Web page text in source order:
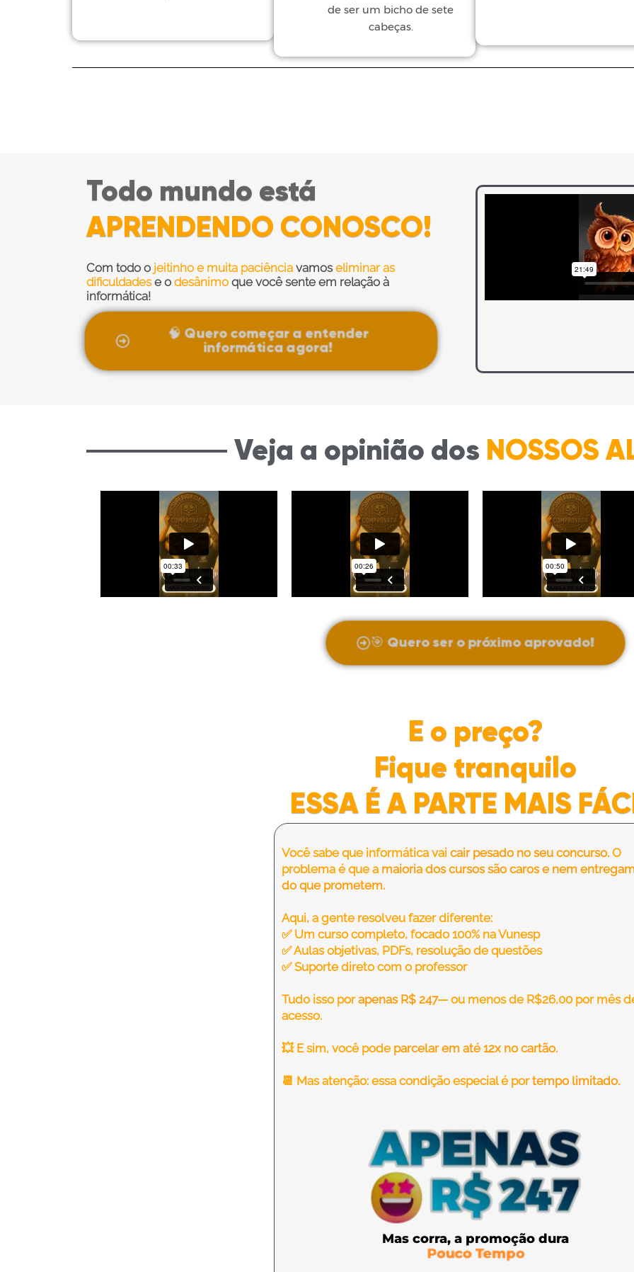
de ser um bicho de sete
cabeças.
Todo mundo está
APRENDENDO CONOSCO!
Com todo o jeitinho e muita paciência vamos eliminar as
dificuldadese o desânimo que você sente em relação à
informática!
🧠 Quero começar a entender
informática agora!
Veja a opinião dos NOSSOS
🎯 Quero ser o próximo aprovado!
E o preço?
Fique tranquilo
ESSA É A PARTE MAIS
Você sabe que informática vai cair pesado no seu concurso. O
problema é que a maioria dos cursos são caros e nem entregam
do que prometem.
Aqui, a gente resolveu fazer diferente:
✅ Um curso completo, focado 100% na Vunesp
✅ Aulas objetivas, PDFs, resolução de questões
✅ Suporte direto com o professor
Tudo isso porapenas R$ 247— ou menos de R$26,00 por mês
acesso.
💥 E sim, você pode parcelar em até 12x no cartão.
📆 Mas atenção: essa condição especial é portempo limitado.
Mas corra, a promoção dura
Pouco Tempo